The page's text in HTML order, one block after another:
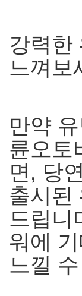
강력한
느껴보
만약
륜오토
면, 당
출시된
드립니
워에
느낄